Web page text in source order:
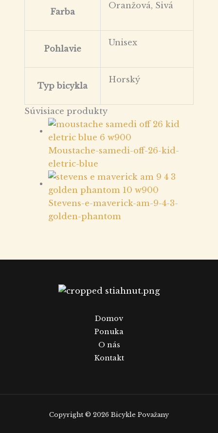
Farba
Oranžová, Sivá
Pohlavie
Unisex
Typ bicykla
Horský
Súvisiace produkty
Moustache-samedi-off-26-kid-
eletric-blue
Stevens-e-maverick-am-9-4-3-
golden-phantom
Domov
Ponuka
O nás
Kontakt
Copyright © 2026 Bicykle Považany